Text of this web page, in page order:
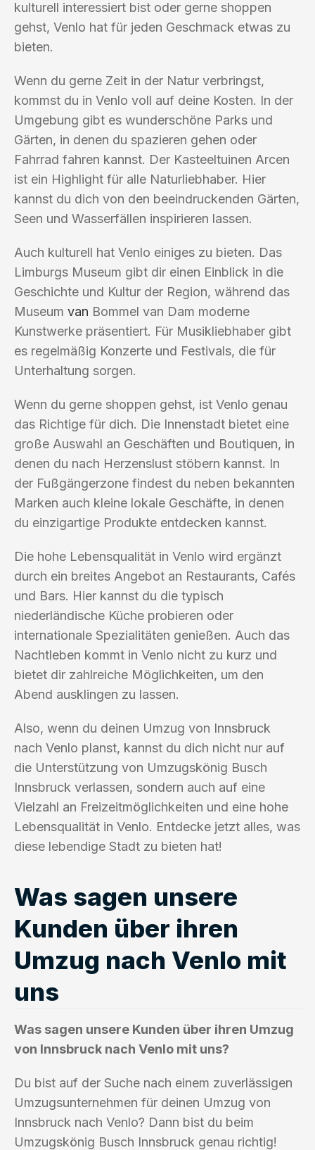
kulturell interessiert bist oder gerne shoppen
gehst, Venlo hat für jeden Geschmack etwas zu
bieten.
Wenn du gerne Zeit in der Natur verbringst,
kommst du in Venlo voll auf deine Kosten. In der
Umgebung gibt es wunderschöne Parks und
Gärten, in denen du spazieren gehen oder
Fahrrad fahren kannst. Der Kasteeltuinen Arcen
ist ein Highlight für alle Naturliebhaber. Hier
kannst du dich von den beeindruckenden Gärten,
Seen und Wasserfällen inspirieren lassen.
Auch kulturell hat Venlo einiges zu bieten. Das
Limburgs Museum gibt dir einen Einblick in die
Geschichte und Kultur der Region, während das
Museum van Bommel van Dam moderne
Kunstwerke präsentiert. Für Musikliebhaber gibt
es regelmäßig Konzerte und Festivals, die für
Unterhaltung sorgen.
Wenn du gerne shoppen gehst, ist Venlo genau
das Richtige für dich. Die Innenstadt bietet eine
große Auswahl an Geschäften und Boutiquen, in
denen du nach Herzenslust stöbern kannst. In
der Fußgängerzone findest du neben bekannten
Marken auch kleine lokale Geschäfte, in denen
du einzigartige Produkte entdecken kannst.
Die hohe Lebensqualität in Venlo wird ergänzt
durch ein breites Angebot an Restaurants, Cafés
und Bars. Hier kannst du die typisch
niederländische Küche probieren oder
internationale Spezialitäten genießen. Auch das
Nachtleben kommt in Venlo nicht zu kurz und
bietet dir zahlreiche Möglichkeiten, um den
Abend ausklingen zu lassen.
Also, wenn du deinen Umzug von Innsbruck
nach Venlo planst, kannst du dich nicht nur auf
die Unterstützung von Umzugskönig Busch
Innsbruck verlassen, sondern auch auf eine
Vielzahl an Freizeitmöglichkeiten und eine hohe
Lebensqualität in Venlo. Entdecke jetzt alles, was
diese lebendige Stadt zu bieten hat!
Was sagen unsere
Kunden über ihren
Umzug nach Venlo mit
uns
Was sagen unsere Kunden über ihren Umzug
von Innsbruck nach Venlo mit uns?
Du bist auf der Suche nach einem zuverlässigen
Umzugsunternehmen für deinen Umzug von
Innsbruck nach Venlo? Dann bist du beim
Umzugskönig Busch Innsbruck genau richtig!